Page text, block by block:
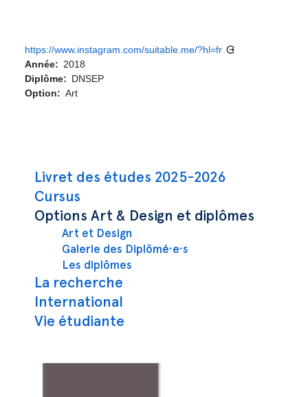
Navigation principale
Livret des études 2025-2026
Cursus
Options Art & Design et diplômes
Art et Design
Galerie des Diplômé·e·s
Les diplômes
La recherche
International
Vie étudiante
https://www.instagram.com/suitable.me/?hl=fr
Année
2018
Diplôme
DNSEP
Option
Art